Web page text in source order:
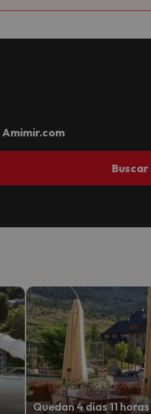
Amimir.com
Buscar
Quedan 4 días 11 horas